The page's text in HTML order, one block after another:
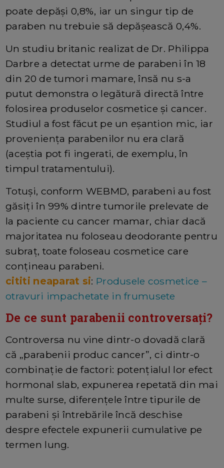
poate depăși 0,8%, iar un singur tip de
paraben nu trebuie să depășească 0,4%.
Un studiu britanic realizat de Dr. Philippa
Darbre a detectat urme de parabeni în 18
din 20 de tumori mamare, însă nu s-a
putut demonstra o legătură directă între
folosirea produselor cosmetice și cancer.
Studiul a fost făcut pe un eșantion mic, iar
proveniența parabenilor nu era clară
(aceștia pot fi ingerati, de exemplu, în
timpul tratamentului).
Totuși, conform WEBMD, parabeni au fost
găsiți în 99% dintre tumorile prelevate de
la paciente cu cancer mamar, chiar dacă
majoritatea nu foloseau deodorante pentru
subraț, toate foloseau cosmetice care
conțineau parabeni.
cititi neaparat si: Produsele cosmetice –
otravuri impachetate in frumusete
De ce sunt parabenii controversați?
Controversa nu vine dintr-o dovadă clară
că „parabenii produc cancer”, ci dintr-o
combinație de factori: potențialul lor efect
hormonal slab, expunerea repetată din mai
multe surse, diferențele între tipurile de
parabeni și întrebările încă deschise
despre efectele expunerii cumulative pe
termen lung.